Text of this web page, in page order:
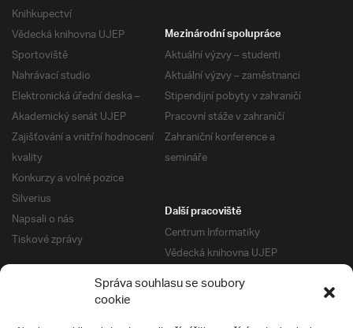
Správa souhlasu se soubory
cookie
Knihkupectví
Vědecká knihovna UJEP
Sportoviště
Nahrávací studio
Elektronická úřední deska –
Akademický senát UJEP
Zajišťování a vnitřní hodnocení
kvality
Konkurzy a volné pozice
Silverius
Napsali o nás
Tiskové zprávy
Mezinárodní spolupráce
Aktuální výzvy – studenti
Aktuální výzvy – zaměstnanci
Stipendijní pobyty v zahraničí
Pracovní stáže v zahraničí
Zahraniční konference a
semináře
Další pracoviště
Centrum Informatiky
Vědecká knihovna UJEP
Správa kolejí a menz
Univerzitní centrum podpory